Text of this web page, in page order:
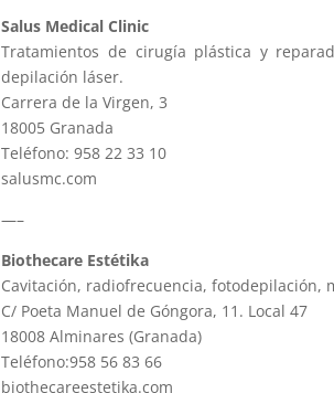
Salus Medical Clinic
Tratamientos de cirugía plástica y
depilación láser.
Carrera de la Virgen, 3
18005 Granada
Teléfono: 958 22 33 10
salusmc.com
—–
Biothecare Estétika
Cavitación, radiofrecuencia,
C/ Poeta Manuel de Góngora, 11. Local 47
18008 Alminares (Granada)
Teléfono:958 56 83 66
biothecareestetika.com